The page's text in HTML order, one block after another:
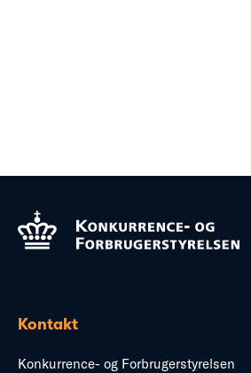
Kontakt
Konkurrence- og Forbrugerstyrelsen